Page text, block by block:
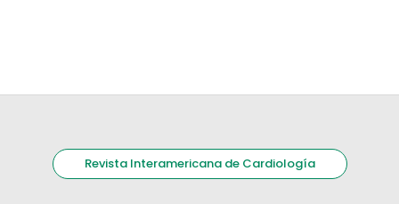
Revista Interamericana de Cardiología